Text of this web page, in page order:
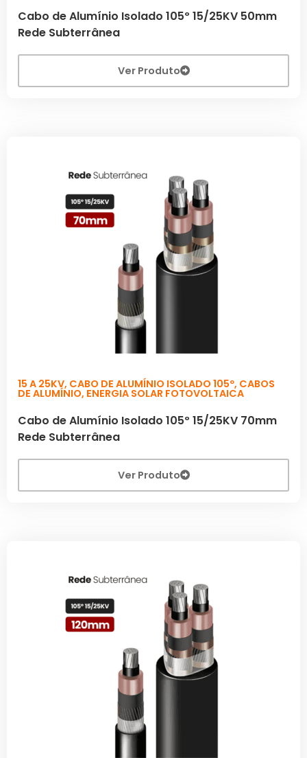
Cabo de Alumínio Isolado 105º 15/25KV 50mm
Rede Subterrânea
Ver Produto
15 A 25KV, CABO DE ALUMÍNIO ISOLADO 105º, CABOS
DE ALUMÍNIO, ENERGIA SOLAR FOTOVOLTAICA
Cabo de Alumínio Isolado 105º 15/25KV 70mm
Rede Subterrânea
Ver Produto